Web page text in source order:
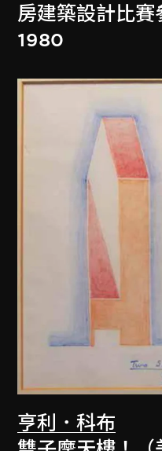
房建築設計比賽
1980
亨利．科布